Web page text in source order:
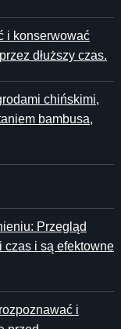
i konserwować
dłuższy czas.
chińskimi,
bambusa,
Przegląd
czas i są efektowne
i